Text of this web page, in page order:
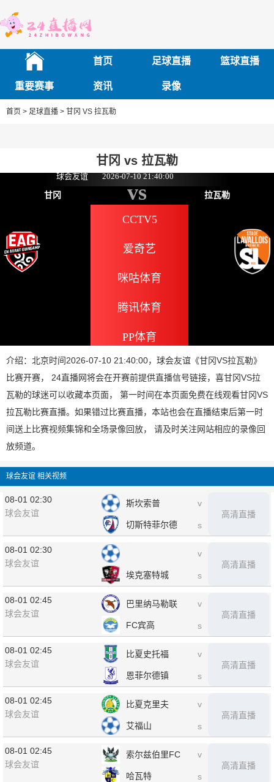
首页 足球直播 篮球直播
重要赛事 资讯 录像
首页 > 足球直播 > 甘冈 VS 拉瓦勒
甘冈 vs 拉瓦勒
球会友谊 2026-07-10 21:40:00
甘冈 vs 拉瓦勒
CCTV5
爱奇艺
咪咕体育
腾讯体育
PP体育
介绍：北京时间2026-07-10 21:40:00，球会友谊《甘冈VS拉瓦勒》
比赛开赛， 24直播网将会在开赛前提供直播信号链接，喜甘冈VS拉
瓦勒的球迷可以收藏本页面， 第一时间在本页面免费在线观看甘冈VS
拉瓦勒比赛直播。如果错过比赛直播，本站也会在直播结束后第一时
间送上比赛视频集锦和全场录像回放， 请及时关注网站相应的录像回
放频道。
球会友谊 相关视频
08-01 02:30
球会友谊
斯坎索普
切斯特菲尔德
v
s
高清直播
08-01 02:30
球会友谊
埃克塞特城
v
s
高清直播
08-01 02:45
球会友谊
巴里纳马勒联
FC宾高
v
s
高清直播
08-01 02:45
球会友谊
比夏史托福
恩菲尔德镇
v
s
高清直播
08-01 02:45
球会友谊
比夏克里夫
艾福山
v
s
高清直播
08-01 02:45
球会友谊
索尔兹伯里FC
哈瓦特
v
s
高清直播